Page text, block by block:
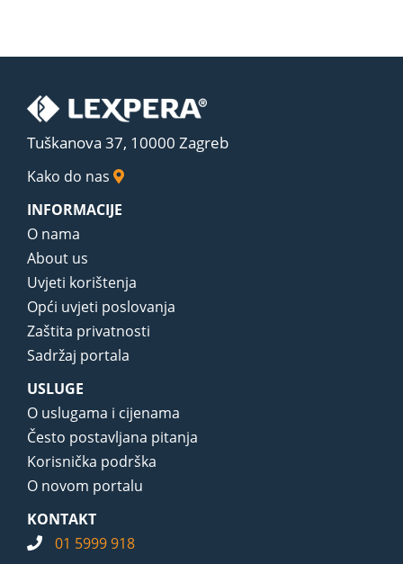
Tuškanova 37, 10000 Zagreb
Kako do nas
INFORMACIJE
O nama
About us
Uvjeti korištenja
Opći uvjeti poslovanja
Zaštita privatnosti
Sadržaj portala
USLUGE
O uslugama i cijenama
Često postavljana pitanja
Korisnička podrška
O novom portalu
KONTAKT
01 5999 918